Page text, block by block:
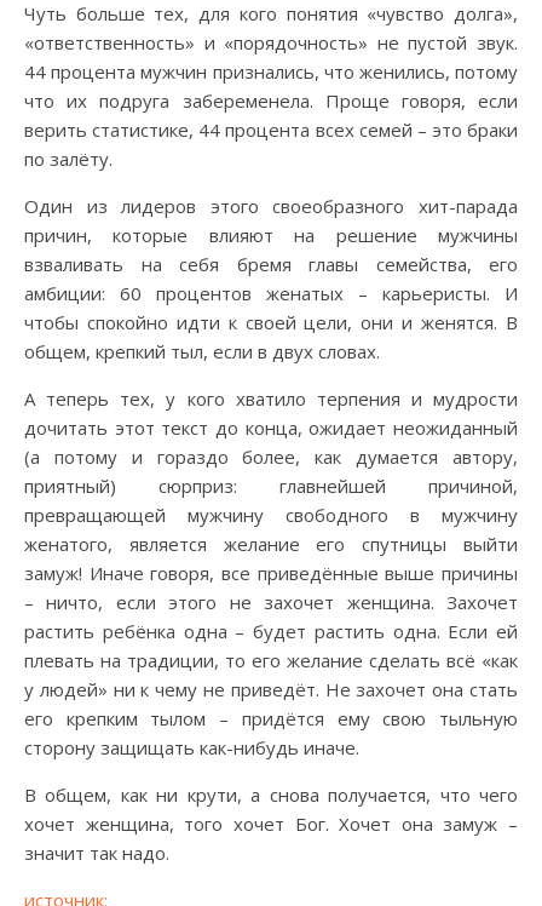
Чуть больше тех, для кого понятия «чувство долга»,
«ответственность» и «порядочность» не пустой звук.
44 процента мужчин признались, что женились, потому
что их подруга забеременела. Проще говоря, если
верить статистике, 44 процента всех семей – это браки
по залёту.
Один из лидеров этого своеобразного хит-парада
причин, которые влияют на решение мужчины
взваливать на себя бремя главы семейства, его
амбиции: 60 процентов женатых – карьеристы. И
чтобы спокойно идти к своей цели, они и женятся. В
общем, крепкий тыл, если в двух словах.
А теперь тех, у кого хватило терпения и мудрости
дочитать этот текст до конца, ожидает неожиданный
(а потому и гораздо более, как думается автору,
приятный) сюрприз: главнейшей причиной,
превращающей мужчину свободного в мужчину
женатого, является желание его спутницы выйти
замуж! Иначе говоря, все приведённые выше причины
– ничто, если этого не захочет женщина. Захочет
растить ребёнка одна – будет растить одна. Если ей
плевать на традиции, то его желание сделать всё «как
у людей» ни к чему не приведёт. Не захочет она стать
его крепким тылом – придётся ему свою тыльную
сторону защищать как-нибудь иначе.
В общем, как ни крути, а снова получается, что чего
хочет женщина, того хочет Бог. Хочет она замуж –
значит так надо.
источник: